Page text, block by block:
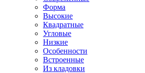
Форма
Высокие
Квадратные
Угловые
Низкие
Особенности
Встроенные
Из кладовки